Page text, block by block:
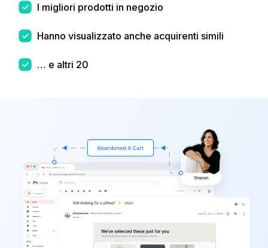
I migliori prodotti in negozio
Hanno visualizzato anche acquirenti simili
… e altri 20